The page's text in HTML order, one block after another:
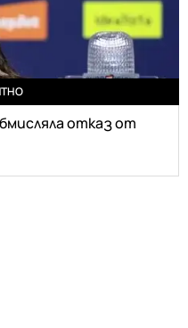
отказ от